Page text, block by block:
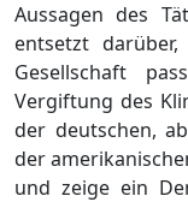
Aussagen des Tä
entsetzt darü
Gesellschaft
Vergiftung des
der deutschen,
der
und zeige ein